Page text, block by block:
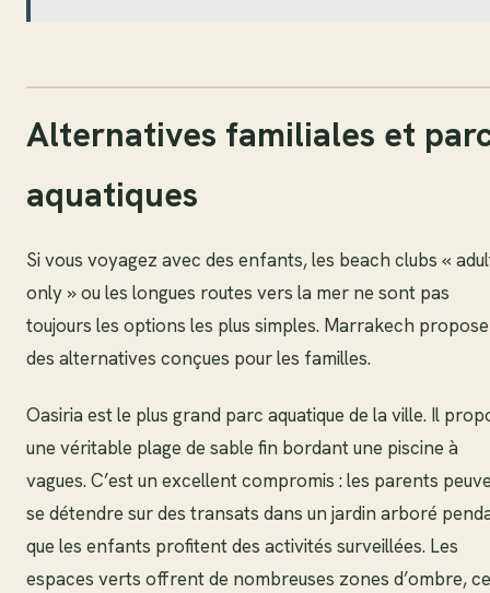
Alternatives familiales et
aquatiques
Si vous voyagez avec des enfants, les beach clubs «
only » ou les longues routes vers la mer ne sont pas
toujours les options les plus simples. Marrakech propose
des alternatives conçues pour les familles.
Oasiria est le plus grand parc aquatique de la ville. Il
une véritable plage de sable fin bordant une piscine à
vagues. C’est un excellent compromis : les parents
se détendre sur des transats dans un jardin arboré
que les enfants profitent des activités surveillées. Les
espaces verts offrent de nombreuses zones d’ombre, ce